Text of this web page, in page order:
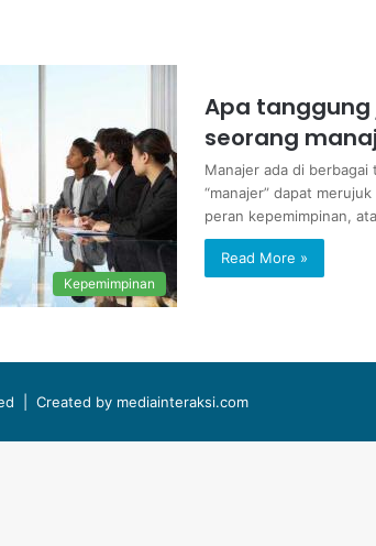
Kepemimpinan
Apa
seorang
Manajer ada di
“manajer” dapat
peran kepemimpinan,
Read More »
| Created by mediainteraksi.com